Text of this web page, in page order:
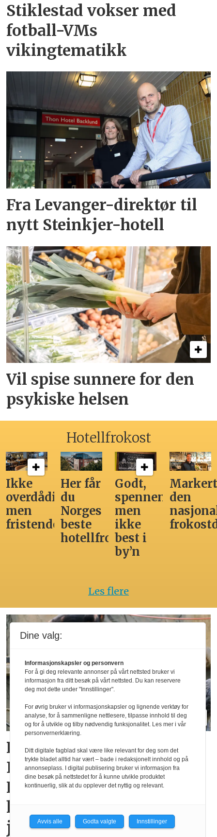
Stiklestad vokser med
fotball-VMs
vikingtematikk
Fra Levanger-direktør til
nytt Steinkjer-hotell
Vil spise sunnere for den
psykiske helsen
Hotellfrokost
Ikke
overdådig,
men
fristende
Her får
du
Norges
beste
hotellfrokost
Godt,
spennende,
men
ikke
best i
by’n
den
Les flere
Rekordsommer for
Dyreparken i
Kristiansand: Over en
halv million besøkende i
juli
Dine valg:
Informasjonskapsler og personvern
For å gi deg relevante annonser på vårt nettsted bruker vi
informasjon fra ditt besøk på vårt nettsted. Du kan reservere
deg mot dette under "Innstillinger".
For øvrig bruker vi informasjonskapsler og lignende verktøy for
analyse, for å sammenligne nettlesere, tilpasse innhold til deg
og for å utvikle og tilby nødvendig funksjonalitet. Les mer i vår
personvernerklæring.
Ditt digitale fagblad skal være like relevant for deg som det
trykte bladet alltid har vært – bade i redaksjonelt innhold og på
annonseplass. I digital publisering bruker vi informasjon fra
dine besøk på nettstedet for å kunne utvikle produktet
kontinuerlig, slik at du opplever det nyttig og relevant.
Avvis alle Godta valgte Innstillinger